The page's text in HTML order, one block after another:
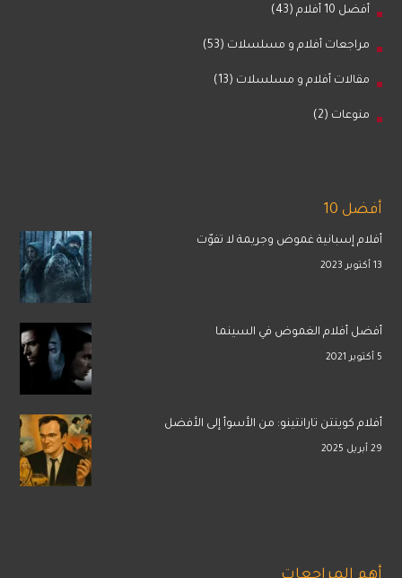
أفضل 10 أفلام (43)
مراجعات أفلام و مسلسلات (53)
مقالات أفلام و مسلسلات (13)
منوعات (2)
أفضل 10
أفلام إسبانية غموض وجريمة لا تفوّت
13 أكتوبر 2023
أفضل أفلام الغموض في السينما
5 أكتوبر 2021
أفلام كوينتن تارانتينو: من الأسوأ إلى الأفضل
29 أبريل 2025